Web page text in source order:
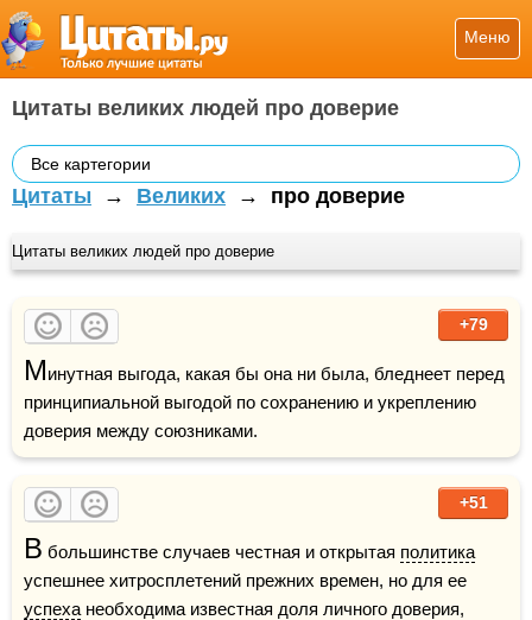
Меню
Цитаты великих людей про доверие
Все картегории
Цитаты → Великих → про доверие
Цитаты великих людей про доверие
+79
Минутная выгода, какая бы она ни была, бледнеет перед
принципиальной выгодой по сохранению и укреплению
доверия между союзниками.
+51
В большинстве случаев честная и открытая политика
успеха необходима известная доля личного доверия,